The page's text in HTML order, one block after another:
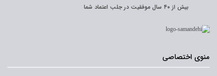
بیش از ۴۰ سال موفقیت در جلب اعتماد شما
منوی اختصاصی